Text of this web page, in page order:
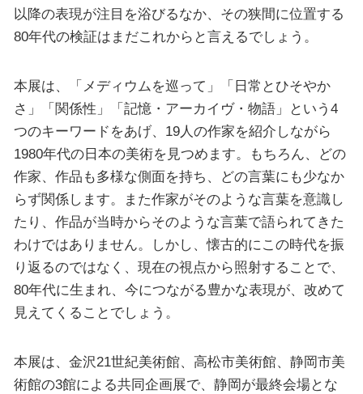
以降の表現が注目を浴びるなか、その狭間に位置する
80年代の検証はまだこれからと言えるでしょう。
本展は、「メディウムを巡って」「日常とひそやか
さ」「関係性」「記憶・アーカイヴ・物語」という4
つのキーワードをあげ、19人の作家を紹介しながら
1980年代の日本の美術を見つめます。もちろん、どの
作家、作品も多様な側面を持ち、どの言葉にも少なか
らず関係します。また作家がそのような言葉を意識し
たり、作品が当時からそのような言葉で語られてきた
わけではありません。しかし、懐古的にこの時代を振
り返るのではなく、現在の視点から照射することで、
80年代に生まれ、今につながる豊かな表現が、改めて
見えてくることでしょう。
本展は、金沢21世紀美術館、高松市美術館、静岡市美
術館の3館による共同企画展で、静岡が最終会場とな